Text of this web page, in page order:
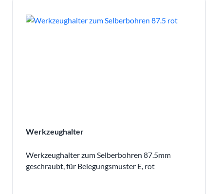
Werkzeughalter
Werkzeughalter zum Selberbohren 87.5mm
geschraubt, für Belegungsmuster E, rot